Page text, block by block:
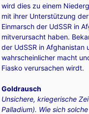
wird dies zu einem
mit ihrer Unterstützung
Einmarsch der UdSSR in
mitverursacht haben.
der UdSSR in Afghanistan
wahrscheinlicher macht
Fiasko verursachen wirdt.
Goldrausch
Unsichere, kriegerische
Palladium). Wie sich